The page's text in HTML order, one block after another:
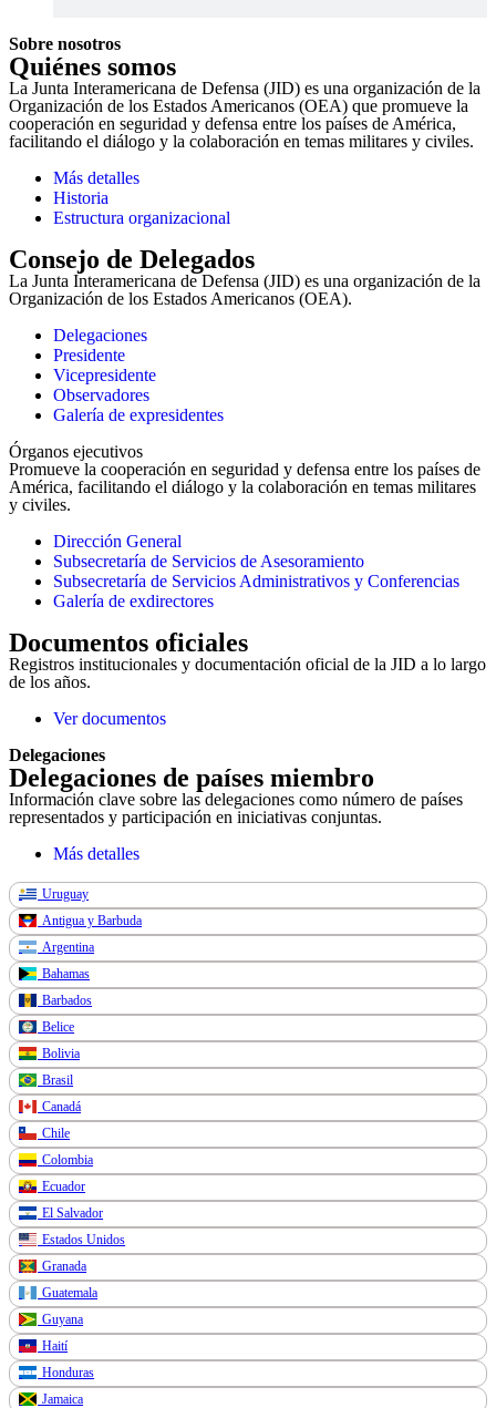
Sobre nosotros
Quiénes somos
La Junta Interamericana de Defensa (JID) es una organización de la
Organización de los Estados Americanos (OEA) que promueve la
cooperación en seguridad y defensa entre los países de América,
facilitando el diálogo y la colaboración en temas militares y civiles.
Más detalles
Historia
Estructura organizacional
Consejo de Delegados
La Junta Interamericana de Defensa (JID) es una organización de la
Organización de los Estados Americanos (OEA).
Delegaciones
Presidente
Vicepresidente
Observadores
Galería de expresidentes
Órganos ejecutivos
Promueve la cooperación en seguridad y defensa entre los países de
América, facilitando el diálogo y la colaboración en temas militares
y civiles.
Dirección General
Subsecretaría de Servicios de Asesoramiento
Subsecretaría de Servicios Administrativos y Conferencias
Galería de exdirectores
Documentos oficiales
Registros institucionales y documentación oficial de la JID a lo largo
de los años.
Ver documentos
Delegaciones
Delegaciones de países miembro
Información clave sobre las delegaciones como número de países
representados y participación en iniciativas conjuntas.
Más detalles
Uruguay
Antigua y Barbuda
Argentina
Bahamas
Barbados
Belice
Bolivia
Brasil
Canadá
Chile
Colombia
Ecuador
El Salvador
Estados Unidos
Granada
Guatemala
Guyana
Haití
Honduras
Jamaica